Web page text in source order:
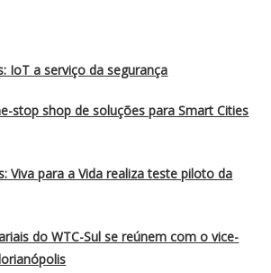
IoT a serviço da segurança
stop shop de soluções para Smart Cities
Viva para a Vida realiza teste piloto da
do WTC-Sul se reúnem com o vice-